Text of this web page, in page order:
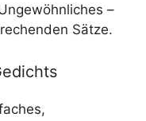
–
Sätze.